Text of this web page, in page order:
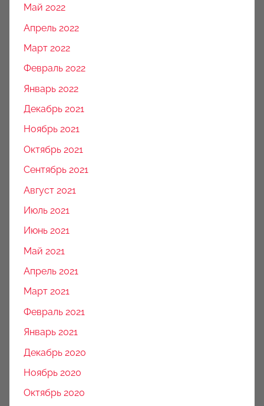
Май 2022
Апрель 2022
Март 2022
Февраль 2022
Январь 2022
Декабрь 2021
Ноябрь 2021
Октябрь 2021
Сентябрь 2021
Август 2021
Июль 2021
Июнь 2021
Май 2021
Апрель 2021
Март 2021
Февраль 2021
Январь 2021
Декабрь 2020
Ноябрь 2020
Октябрь 2020